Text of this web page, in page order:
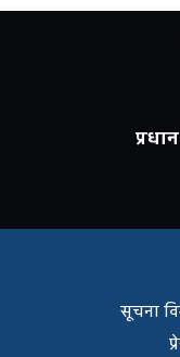
सूचना